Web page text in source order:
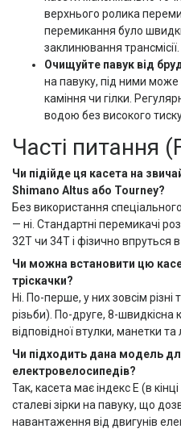
верхнього ролика
перемикання було
заклинювання трансмісії.
Очищуйте павук від
на павуку, під ними
каміння чи гілки.
водою без високого
Часті питання
Чи підійде ця касета на
Shimano Altus або Tourney?
Без використання
— ні. Стандартні перемикачі
32Т чи 34Т і фізично впруться в
Чи можна встановити цю
тріскачки?
Ні. По-перше, у них зовсім
різьби). По-друге, 8-швидкісна
відповідної втулки, манетки
Чи підходить дана модель
електровелосипедів?
Так, касета має індекс E (в
сталеві зірки на павуку, що
навантаження від двигунів